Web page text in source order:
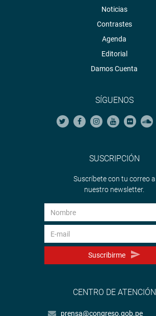
Noticias
Contrastes
Agenda
Editorial
Damos Cuenta
SÍGUENOS
SUSCRIPCIÓN
Suscríbete con tu correo a
nuestro newsletter.
Suscribirme
CENTRO DE ATENCIÓN
prensa@congreso.gob.pe